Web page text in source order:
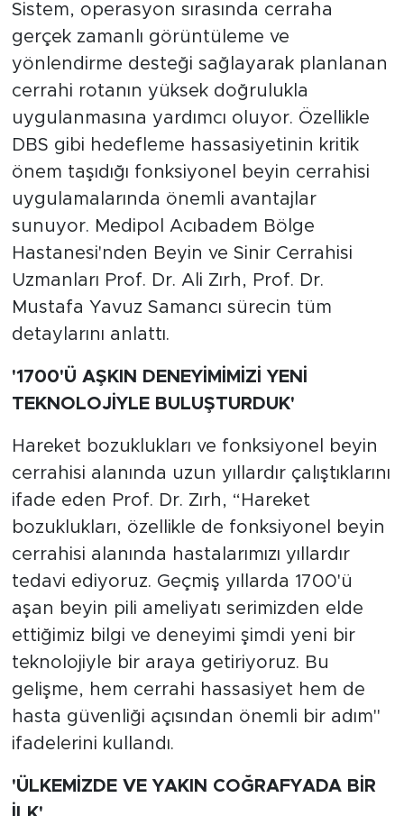
Sistem, operasyon sırasında cerraha
gerçek zamanlı görüntüleme ve
yönlendirme desteği sağlayarak planlanan
cerrahi rotanın yüksek doğrulukla
uygulanmasına yardımcı oluyor. Özellikle
DBS gibi hedefleme hassasiyetinin kritik
önem taşıdığı fonksiyonel beyin cerrahisi
uygulamalarında önemli avantajlar
sunuyor. Medipol Acıbadem Bölge
Hastanesi'nden Beyin ve Sinir Cerrahisi
Uzmanları Prof. Dr. Ali Zırh, Prof. Dr.
Mustafa Yavuz Samancı sürecin tüm
detaylarını anlattı.
'1700'Ü AŞKIN DENEYİMİMİZİ YENİ
TEKNOLOJİYLE BULUŞTURDUK'
Hareket bozuklukları ve fonksiyonel beyin
cerrahisi alanında uzun yıllardır çalıştıklarını
ifade eden Prof. Dr. Zırh, “Hareket
bozuklukları, özellikle de fonksiyonel beyin
cerrahisi alanında hastalarımızı yıllardır
tedavi ediyoruz. Geçmiş yıllarda 1700'ü
aşan beyin pili ameliyatı serimizden elde
ettiğimiz bilgi ve deneyimi şimdi yeni bir
teknolojiyle bir araya getiriyoruz. Bu
gelişme, hem cerrahi hassasiyet hem de
hasta güvenliği açısından önemli bir adım"
ifadelerini kullandı.
'ÜLKEMİZDE VE YAKIN COĞRAFYADA BİR